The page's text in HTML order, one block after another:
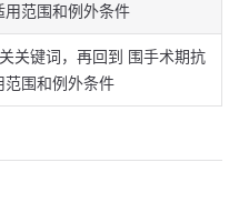
范围和例外条件
关键词，再回到 围手术期抗
范围和例外条件